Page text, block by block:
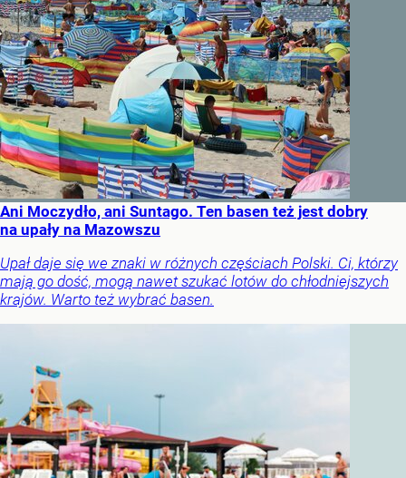
Ani Moczydło, ani Suntago. Ten basen też jest dobry
na upały na Mazowszu
Upał daje się we znaki w różnych częściach Polski. Ci, którzy
mają go dość, mogą nawet szukać lotów do chłodniejszych
krajów. Warto też wybrać basen.